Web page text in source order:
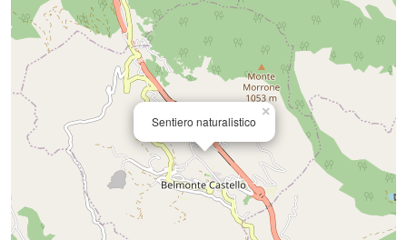
Sentiero naturalistico
×